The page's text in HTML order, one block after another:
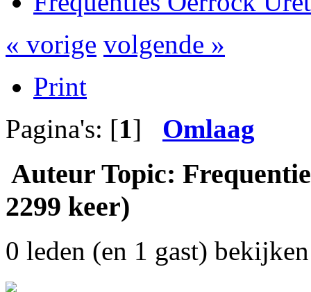
« vorige volgende »
Print
Pagina's: [1] Omlaag
Auteur Topic:
2299 keer)
0 leden (en 1 gast)